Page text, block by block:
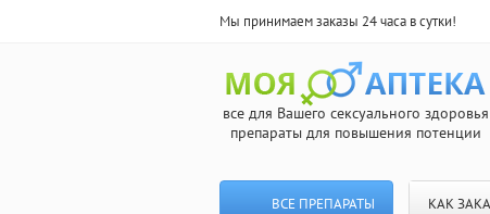
Мы принимаем заказы 24 часа в сутки!
все для Вашего сексуального здоровья
препараты для повышения потенции
ВСЕ ПРЕПАРАТЫ КАК